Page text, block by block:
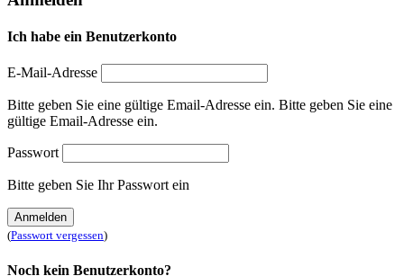
Ich habe ein Benutzerkonto
E-Mail-Adresse
Bitte geben Sie eine gültige Email-Adresse ein. Bitte geben Sie eine
gültige Email-Adresse ein.
Passwort
Bitte geben Sie Ihr Passwort ein
Anmelden
(Passwort vergessen)
Noch kein Benutzerkonto?